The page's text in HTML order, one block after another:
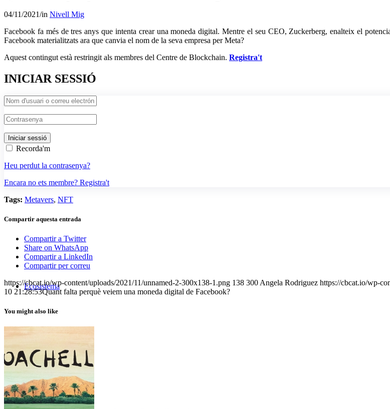
Ecosistema
04/11/2021/in Nivell Mig
Facebook fa més de tres anys que intenta crear una moneda digital. Mentre el seu CEO, Zuckerberg, enalteix el
Facebook materialitzats ara que canvia el nom de la seva empresa per Meta?
Aquest contingut està restringit als membres del Centre de Blockchain. Registra't
INICIAR SESSIÓ
Recorda'm
Heu perdut la contrasenya?
Encara no ets membre? Registra't
Tags: Metavers, NFT
Compartir aquesta entrada
Compartir a Twitter
Share on WhatsApp
Compartir a LinkedIn
Compartir per correu
https://cbcat.io/wp-content/uploads/2021/11/unnamed-2-300x138-1.png 138 300 Angela Rodriguez https://cbcat.io/wp-
10 21:28:53Quant falta perquè veiem una moneda digital de Facebook?
You might also like